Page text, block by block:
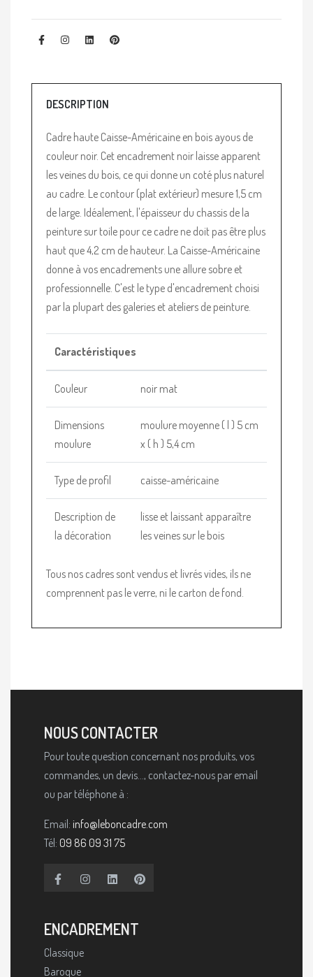
DESCRIPTION
Cadre haute Caisse-Américaine en bois ayous de
couleur noir. Cet encadrement noir laisse apparent
les veines du bois, ce qui donne un coté plus naturel
au cadre. Le contour (plat extérieur) mesure 1,5 cm
de large. Idéalement, l'épaisseur du chassis de la
peinture sur toile pour ce cadre ne doit pas être plus
haut que 4,2 cm de hauteur. La Caisse-Américaine
donne à vos encadrements une allure sobre et
professionnelle. C'est le type d'encadrement choisi
par la plupart des galeries et ateliers de peinture.
Caractéristiques
Couleur noir mat
Dimensions
moulure
moulure moyenne ( l ) 5 cm
x ( h ) 5,4 cm
Type de profil caisse-américaine
Description de
la décoration
lisse et laissant apparaître
les veines sur le bois
Tous nos cadres sont vendus et livrés vides, ils ne
comprennent pas le verre, ni le carton de fond.
NOUS CONTACTER
Pour toute question concernant nos produits, vos
commandes, un devis..., contactez-nous par email
ou par téléphone à :
Email: info@leboncadre.com
Tél: 09 86 09 31 75
ENCADREMENT
Classique
Baroque